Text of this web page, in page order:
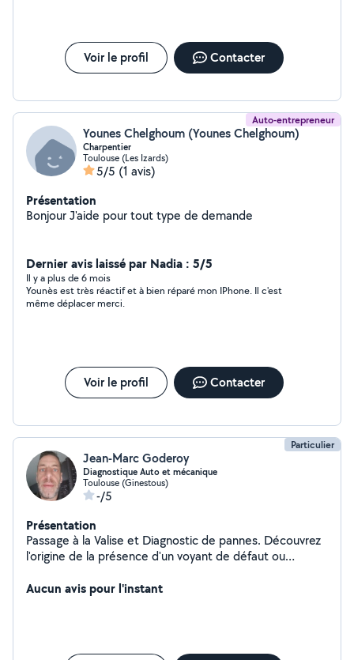
Voir le profil Contacter
Auto-entrepreneur
Younes Chelghoum (Younes Chelghoum)
Charpentier
Toulouse (Les Izards)
5/5 (1 avis)
Présentation
Bonjour J'aide pour tout type de demande
Dernier avis laissé par Nadia : 5/5
Il y a plus de 6 mois
Younès est très réactif et à bien réparé mon IPhone. Il c'est
même déplacer merci.
Voir le profil Contacter
Particulier
Jean-Marc Goderoy
Diagnostique Auto et mécanique
Toulouse (Ginestous)
-/5
Présentation
Passage à la Valise et Diagnostic de pannes. Découvrez
l'origine de la présence d'un voyant de défaut ou
particules), antidémarrage, BSI, UCH, antipollution,
Aucun avis pour l'instant